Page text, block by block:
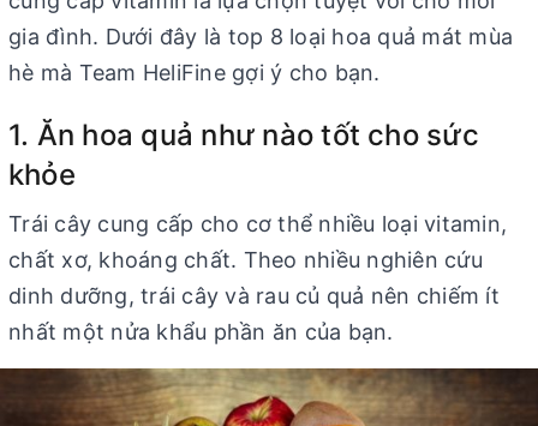
gia đình. Dưới đây là top 8 loại hoa quả mát mùa
hè mà Team HeliFine gợi ý cho bạn.
1. Ăn hoa quả như nào tốt cho sức
khỏe
Trái cây cung cấp cho cơ thể nhiều loại vitamin,
chất xơ, khoáng chất. Theo nhiều nghiên cứu
dinh dưỡng, trái cây và rau củ quả nên chiếm ít
nhất một nửa khẩu phần ăn của bạn.